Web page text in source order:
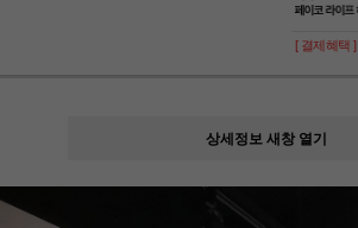
[ 결제혜택 ]
상세정보 새창 열기